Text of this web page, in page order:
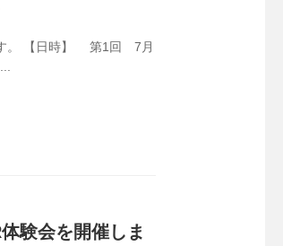
す。 【日時】 第1回 7月
験会を開催しま